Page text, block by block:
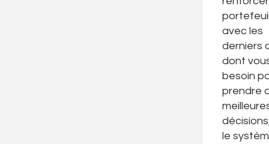
avec les
derniers
dont
besoin
prendre
le